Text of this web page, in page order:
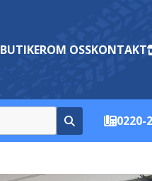
BUTIKEROM OSSKONTAKT
0220-